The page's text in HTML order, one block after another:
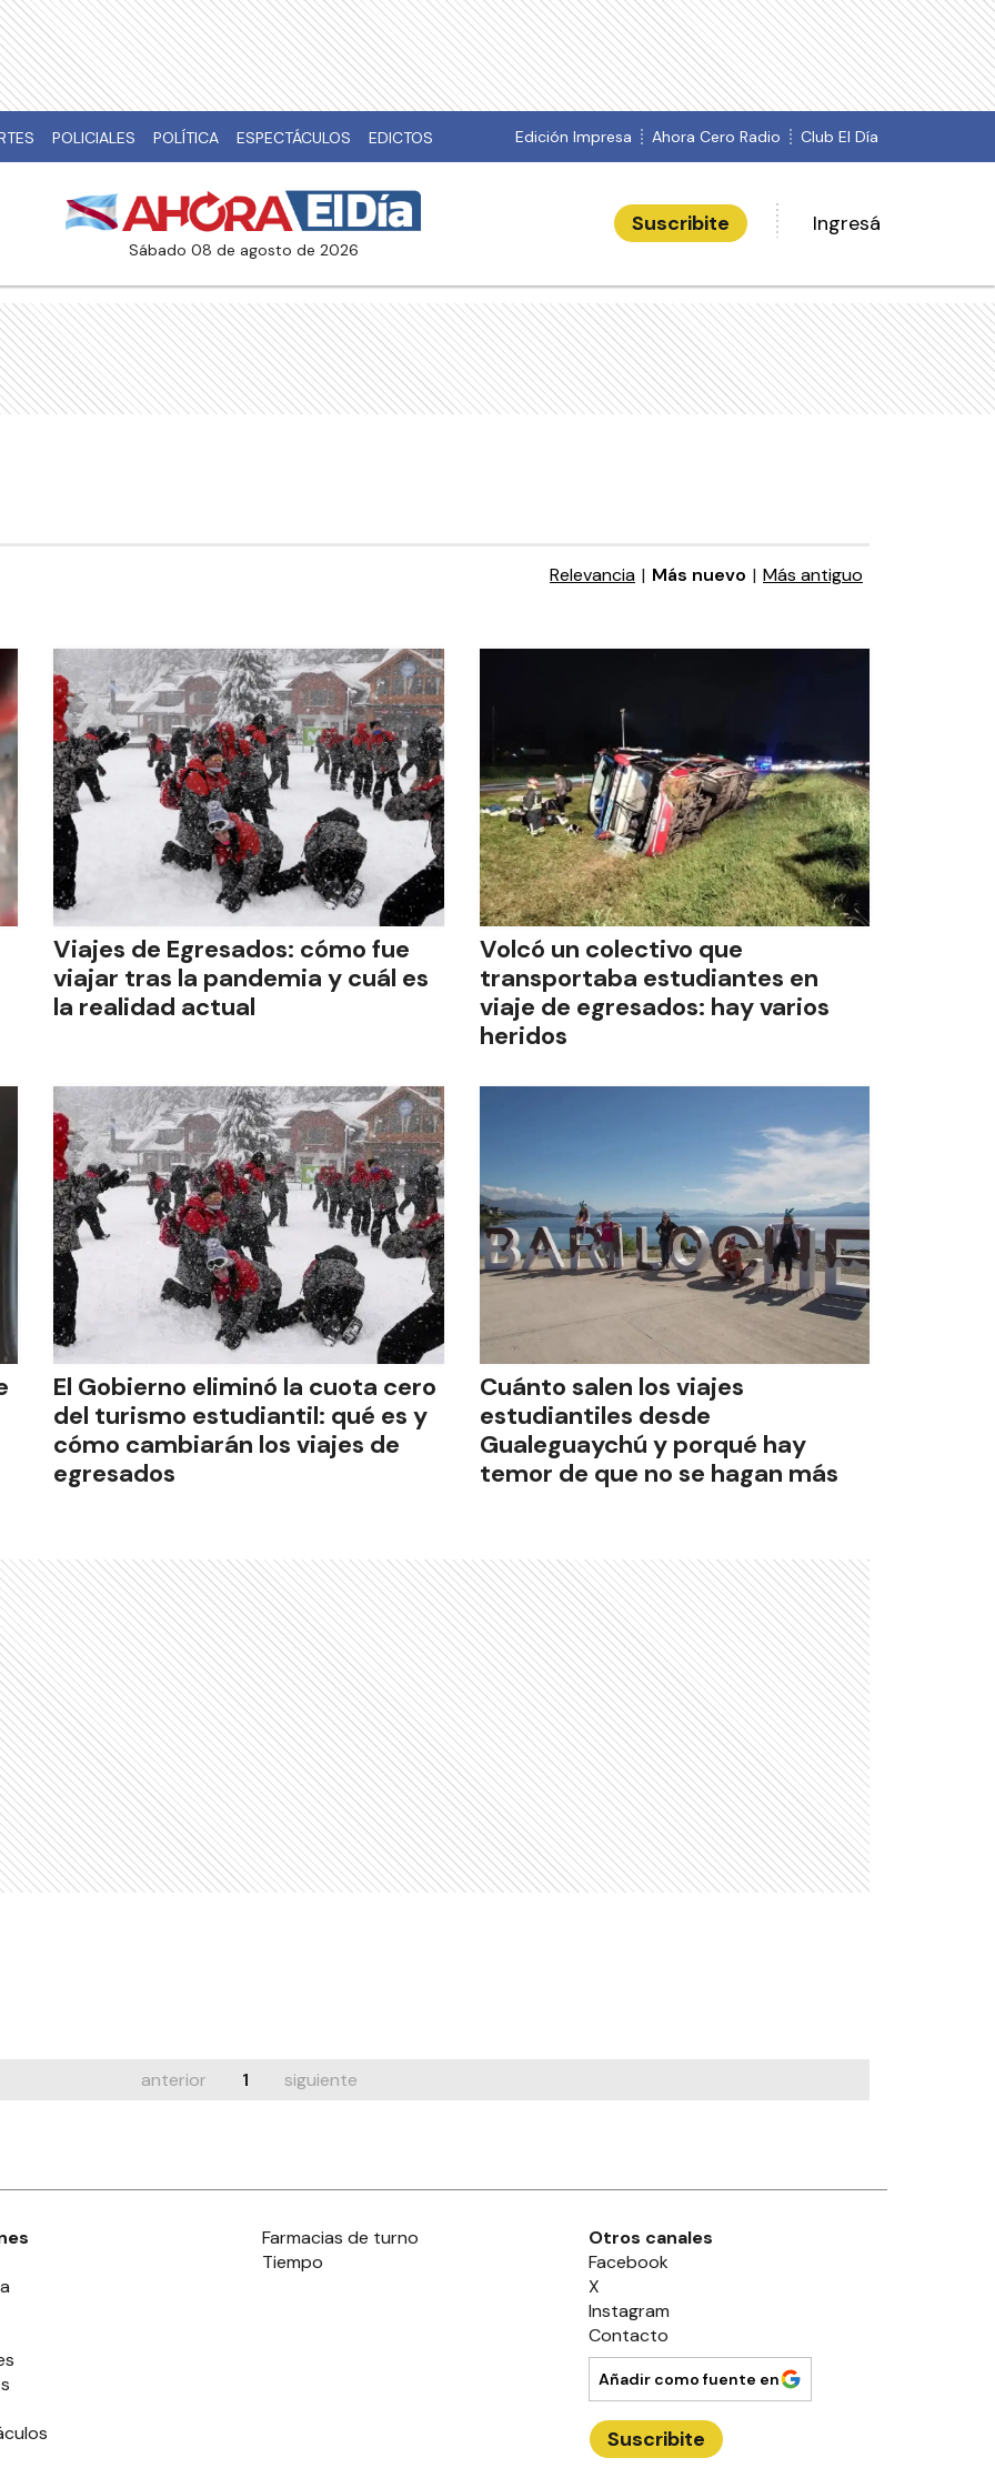
POLICIALES POLÍTICA ESPECTÁCULOS EDICTOS Edición Impresa Ahora Cero Radio Club El Día
sábado 08 de agosto de 2026
Suscribite Ingresá
Relevancia | Más nuevo | Más antiguo
Viajes de Egresados: cómo fue
viajar tras la pandemia y cuál es
la realidad actual
Volcó un colectivo que
transportaba estudiantes en
viaje de egresados: hay varios
heridos
El Gobierno eliminó la cuota cero
del turismo estudiantil: qué es y
cómo cambiarán los viajes de
egresados
Cuánto salen los viajes
estudiantiles desde
Gualeguaychú y porqué hay
temor de que no se hagan más
anterior 1 siguiente
Farmacias de turno
Tiempo
Otros canales
Facebook
X
Instagram
Contacto
Añadir como fuente en
Suscribite